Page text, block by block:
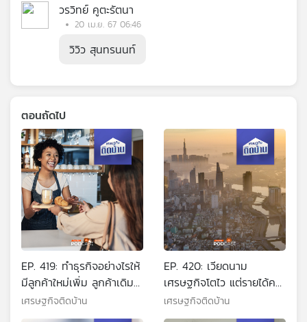
วรวิทย์ คูตะรัตนา
20 เม.ย. 67 06:46
วิวิว สุนทรนนท์
ตอนถัดไป
EP. 419: ทำธุรกิจอย่างไรให้
มีลูกค้าใหม่เพิ่ม ลูกค้าเดิม
บอกต่อ
เศรษฐกิจติดบ้าน
EP. 420: เวียดนาม
เศรษฐกิจโตไว แต่รายได้คน
รุ่นใหม่ไม่พอใช้
เศรษฐกิจติดบ้าน